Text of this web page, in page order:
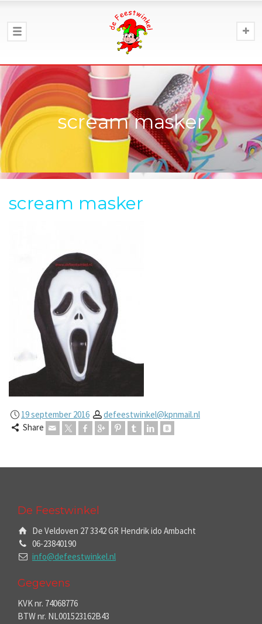
scream masker
scream masker
19 september 2016
defeestwinkel@kpnmail.nl
Share
De Feestwinkel
De Veldoven 27 3342 GR Hendrik ido Ambacht
06-23840190
info@defeestwinkel.nl
Gegevens
KVK nr. 74068776
BTW nr. NL001523162B43